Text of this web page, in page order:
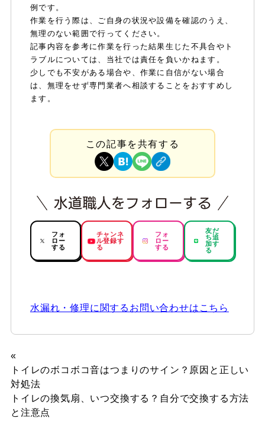
例です。
作業を行う際は、ご自身の状況や設備を確認のうえ、
無理のない範囲で行ってください。
記事内容を参考に作業を行った結果生じた不具合やト
ラブルについては、当社では責任を負いかねます。
少しでも不安がある場合や、作業に自信がない場合
は、無理をせず専門業者へ相談することをおすすめし
ます。
この記事を共有する
フォ
ロー
する
チャンネ
ル登録す
る
フォ
ロー
する
友だ
ち追
加す
る
水漏れ・修理に関するお問い合わせはこちら
«
トイレのボコボコ音はつまりのサイン？原因と正しい
対処法
トイレの換気扇、いつ交換する？自分で交換する方法
と注意点